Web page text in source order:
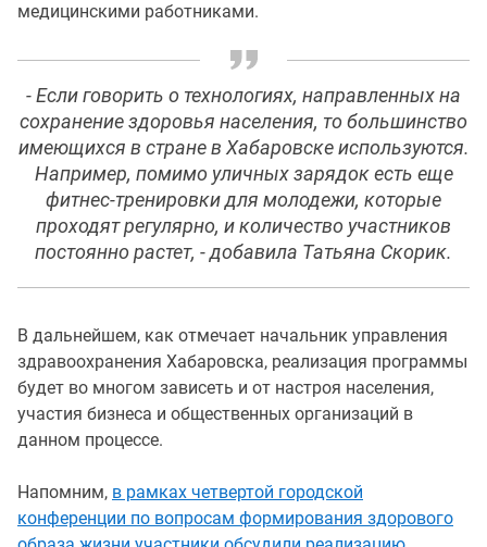
медицинскими работниками.
- Если говорить о технологиях, направленных на
сохранение здоровья населения, то большинство
имеющихся в стране в Хабаровске используются.
Например, помимо уличных зарядок есть еще
фитнес-тренировки для молодежи, которые
проходят регулярно, и количество участников
постоянно растет, - добавила Татьяна Скорик.
В дальнейшем, как отмечает начальник управления
здравоохранения Хабаровска, реализация программы
будет во многом зависеть и от настроя населения,
участия бизнеса и общественных организаций в
данном процессе.
Напомним, в рамках четвертой городской
конференции по вопросам формирования здорового